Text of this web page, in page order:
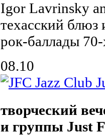
Igor Lavrinsky
техасский
рок-баллады
08.10
творческий
и группы Just